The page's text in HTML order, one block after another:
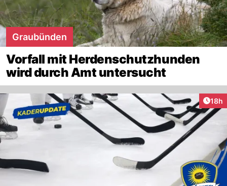
Graubünden
Vorfall mit Herdenschutzhunden
wird durch Amt untersucht
18h